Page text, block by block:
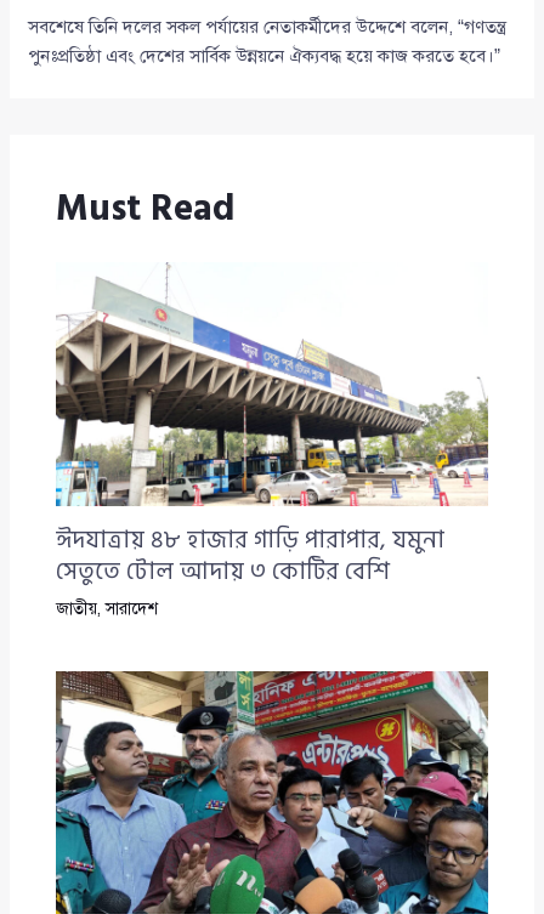
সবশেষে তিনি দলের সকল পর্যায়ের নেতাকর্মীদের উদ্দেশে বলেন, “গণতন্ত্র
পুনঃপ্রতিষ্ঠা এবং দেশের সার্বিক উন্নয়নে ঐক্যবদ্ধ হয়ে কাজ করতে হবে।”
Must Read
ঈদযাত্রায় ৪৮ হাজার গাড়ি পারাপার, যমুনা
সেতুতে টোল আদায় ৩ কোটির বেশি
জাতীয়,সারাদেশ